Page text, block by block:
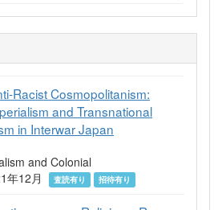
Racist Cosmopolitanism:
and Transnational
in Interwar Japan
and Colonial
年12月
査読有り 招待有り